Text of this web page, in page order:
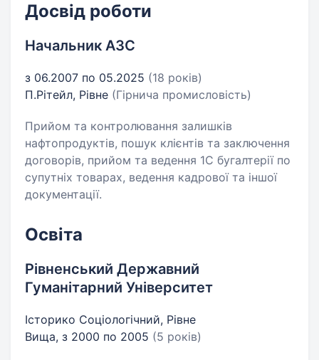
Досвід роботи
Начальник АЗС
з 06.2007 по 05.2025 (18 років)
П.Рітейл, Рівне (Гірнича промисловість)
Прийом та контролювання залишків
нафтопродуктів, пошук клієнтів та заключення
договорів, прийом та ведення 1С бугалтерії по
супутніх товарах, ведення кадрової та іншої
документації.
Освіта
Рівненський Державний
Гуманітарний Університет
Історико Соціологічний, Рівне
Вища, з 2000 по 2005 (5 років)